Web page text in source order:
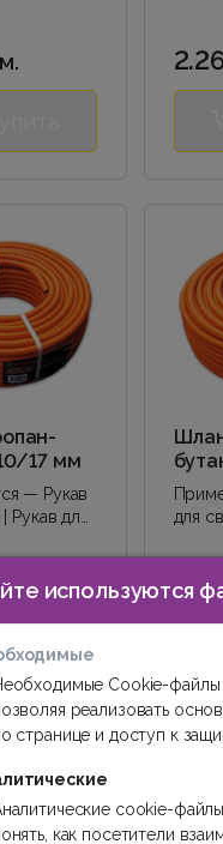
17 мм
— Рукав
Рукав для
|..
мм
для
используются
Cookie-файлы
реализовать
странице и доступ к
cookie-
как посетители